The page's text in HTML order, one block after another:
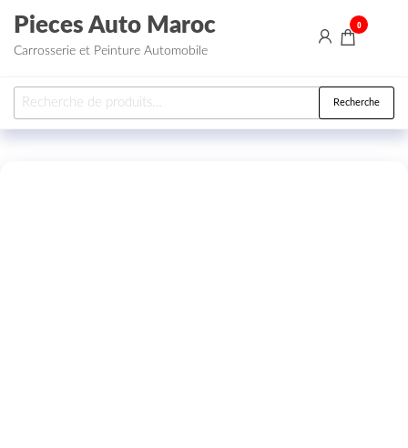
Aller au contenu
Pieces Auto Maroc
Carrosserie et Peinture Automobile
0
Recherche pour : Recherche